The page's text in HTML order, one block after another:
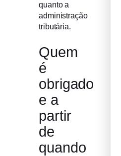
quanto a
administração
tributária.
Quem
é
obrigado
e a
partir
de
quando